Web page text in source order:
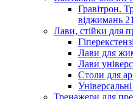
Гравітрон.
віджимань 21
Лави, стійки для
Лави для
Лави
Столи для
Тренажери для